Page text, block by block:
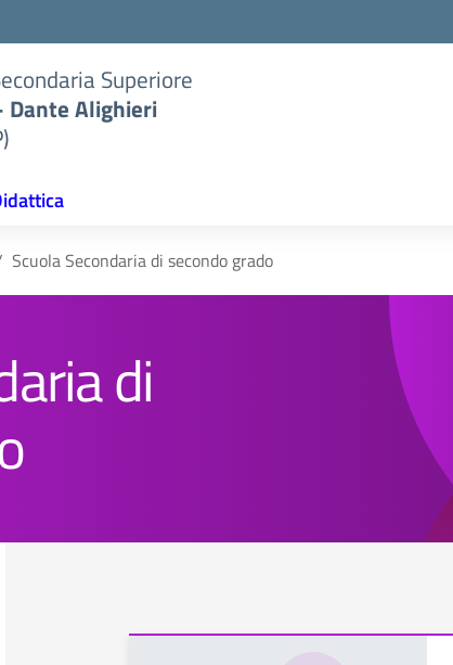
Superiore
Dante Alighieri
Scuola Secondaria di secondo grado
di